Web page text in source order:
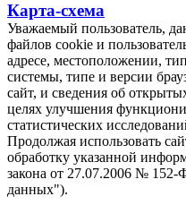
Карта-схема
Уважаемый пользователь,
файлов cookie и
адресе, местоположении,
системы, типе и версии
сайт, и сведения об
целях улучшения
статистических
Продолжая использовать
обработку указанной
закона от 27.07.2006 №
данных").